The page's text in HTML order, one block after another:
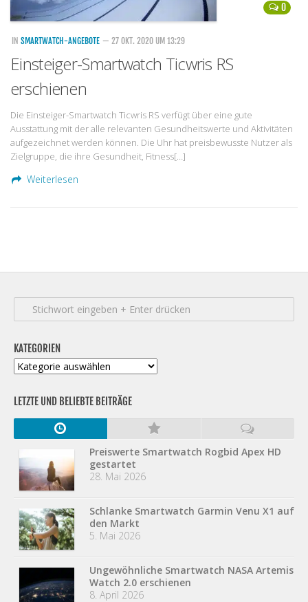
0
IN SMARTWATCH-ANGEBOTE — 27 OKT. 2020 UM 13:29
Einsteiger-Smartwatch Ticwris RS
erschienen
Die Einsteiger-Smartwatch Ticwris RS verfügt über eine gute
Ausstattung mit der alle relevanten Gesundheitswerte und Aktivitäten
aufgezeichnet werden können. Die Uhr hat preisbewusste Nutzer als
Zielgruppe, die ihre Gesundheit, Fitness[…]
Weiterlesen
KATEGORIEN
Kategorien
LETZTE UND BELIEBTE BEITRÄGE
Preiswerte Smartwatch Rogbid Apex HD
gestartet
28. Mai 2026
Schlanke Smartwatch Garmin Venu X1 auf
den Markt
5. Mai 2026
Ungewöhnliche Smartwatch NASA Artemis
Watch 2.0 erschienen
8. April 2026